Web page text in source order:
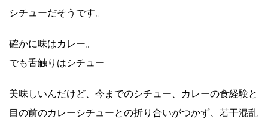
シチューだそうです。
確かに味はカレー。
でも舌触りはシチュー
美味しいんだけど、今までのシチュー、カレーの食経験と
目の前のカレーシチューとの折り合いがつかず、若干混乱